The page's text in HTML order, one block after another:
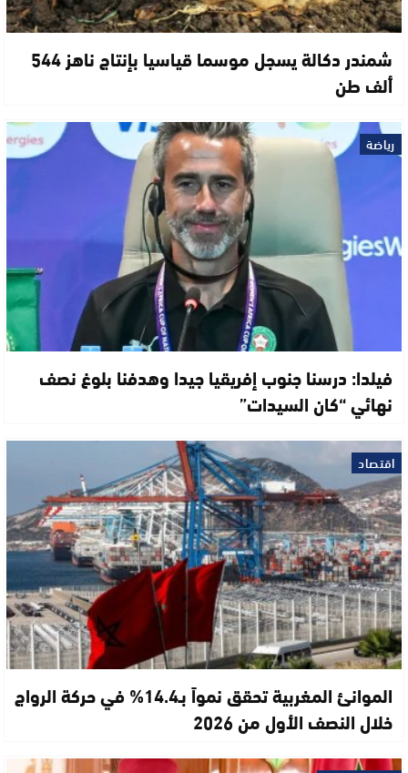
شمندر دكالة يسجل موسما قياسيا بإنتاج ناهز 544
ألف طن
رياضة
فيلدا: درسنا جنوب إفريقيا جيدا وهدفنا بلوغ نصف
نهائي “كان السيدات”
اقتصاد
الموانئ المغربية تحقق نمواً بـ14.4% في حركة الرواج
خلال النصف الأول من 2026